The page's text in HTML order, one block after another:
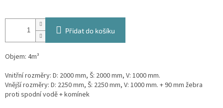
Přidat do košíku
Objem: 4m³
Vnitřní rozměry: D: 2000 mm, Š: 2000 mm, V: 1000 mm.
Vnější rozměry: D: 2250 mm, Š: 2250 mm, V: 1000 mm. + 90 mm žebra
proti spodní vodě + komínek